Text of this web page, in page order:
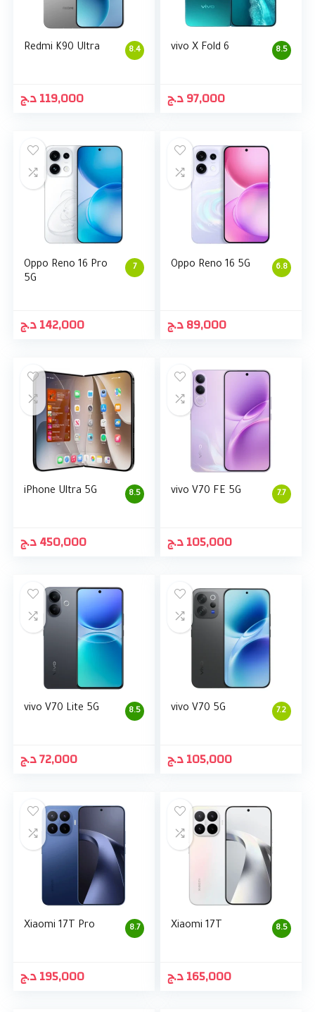
8.4
Redmi K90 Ultra
119,000د.ج
8.5
vivo X Fold 6
97,000د.ج
7
Oppo Reno 16 Pro
5G
142,000د.ج
6.8
Oppo Reno 16 5G
89,000د.ج
8.5
iPhone Ultra 5G
450,000د.ج
7.7
vivo V70 FE 5G
105,000د.ج
8.5
vivo V70 Lite 5G
72,000د.ج
7.2
vivo V70 5G
105,000د.ج
8.7
Xiaomi 17T Pro
195,000د.ج
8.5
Xiaomi 17T
165,000د.ج